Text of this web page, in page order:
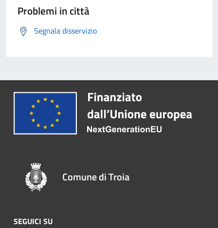
Problemi in città
Segnala disservizio
Comune di Troia
SEGUICI SU